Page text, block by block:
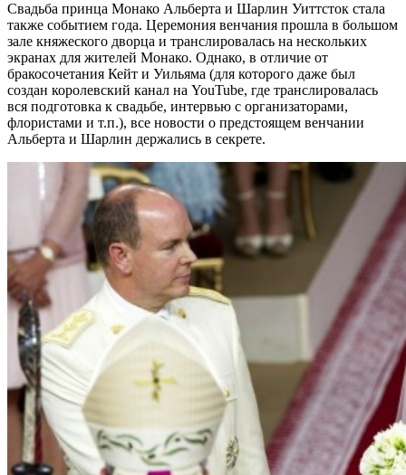
Свадьба принца Монако Альберта и Шарлин Уиттсток стала
также событием года. Церемония венчания прошла в большом
зале княжеского дворца и транслировалась на нескольких
экранах для жителей Монако. Однако, в отличие от
бракосочетания Кейт и Уильяма (для которого даже был
создан королевский канал на YouTube, где транслировалась
вся подготовка к свадьбе, интервью с организаторами,
флористами и т.п.), все новости о предстоящем венчании
Альберта и Шарлин держались в секрете.